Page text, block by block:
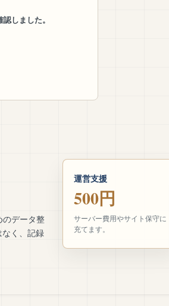
しました。
のデータ整
なく、記録
運営支援
500円
サーバー費用やサイト保守に
充てます。